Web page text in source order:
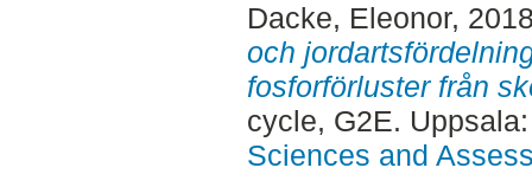
Dacke, Eleonor,
och
fosforförluster från
cycle, G2E.
Sciences and